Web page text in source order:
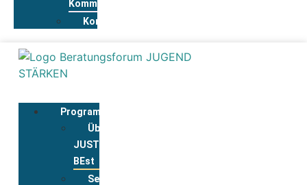
Kommunen
Kontakt
Programmbegleitung
Über
JUST
BEst
Service